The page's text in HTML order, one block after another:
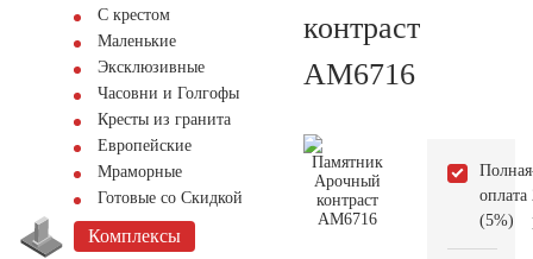
С крестом
Маленькие
Эксклюзивные
Часовни и Голгофы
Кресты из гранита
Европейские
Мраморные
Готовые со Скидкой
Комплексы
контраст
AM6716
Полная
оплата
(5%)